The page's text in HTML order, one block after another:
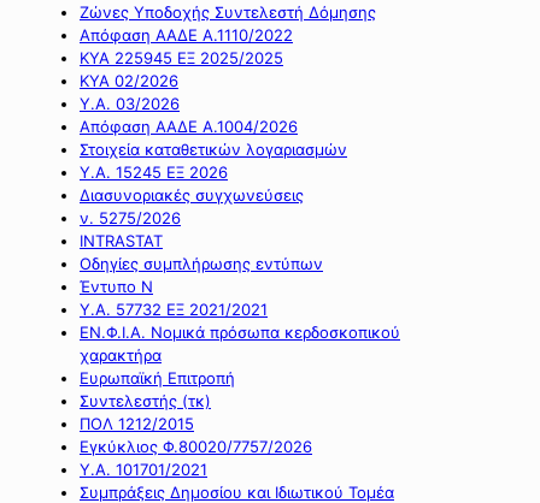
Ζώνες Υποδοχής Συντελεστή Δόμησης
Απόφαση ΑΑΔΕ Α.1110/2022
ΚΥΑ 225945 ΕΞ 2025/2025
ΚΥΑ 02/2026
Υ.Α. 03/2026
Απόφαση ΑΑΔΕ Α.1004/2026
Στοιχεία καταθετικών λογαριασμών
Υ.Α. 15245 ΕΞ 2026
Διασυνοριακές συγχωνεύσεις
ν. 5275/2026
INTRASTAT
Οδηγίες συμπλήρωσης εντύπων
Έντυπο Ν
Υ.Α. 57732 ΕΞ 2021/2021
ΕΝ.Φ.Ι.Α. Νομικά πρόσωπα κερδοσκοπικού
χαρακτήρα
Ευρωπαϊκή Επιτροπή
Συντελεστής (τκ)
ΠΟΛ 1212/2015
Εγκύκλιος Φ.80020/7757/2026
Υ.Α. 101701/2021
Συμπράξεις Δημοσίου και Ιδιωτικού Τομέα